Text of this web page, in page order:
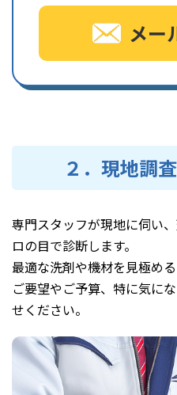
メー
２．現地調
専門スタッフが現地に伺い
ロの目で診断します。
最適な洗剤や機材を見極める
ご要望やご予算、特に気に
せください。